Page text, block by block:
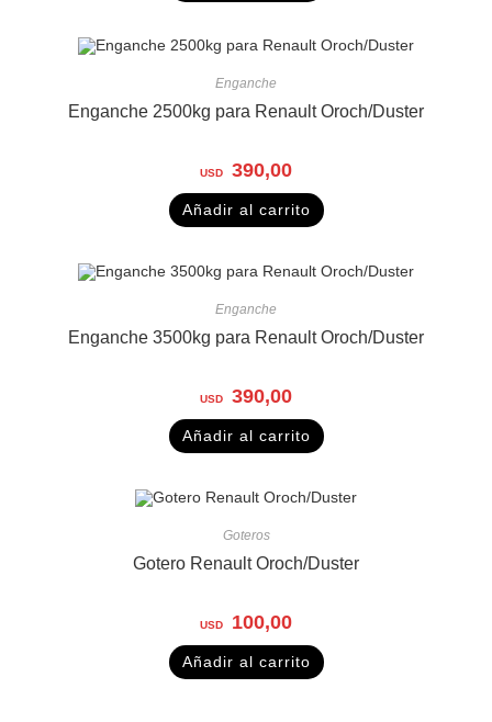
Enganche
Enganche 2500kg para Renault Oroch/Duster
390,00
Añadir al carrito
Enganche
Enganche 3500kg para Renault Oroch/Duster
390,00
Añadir al carrito
Goteros
Gotero Renault Oroch/Duster
100,00
Añadir al carrito